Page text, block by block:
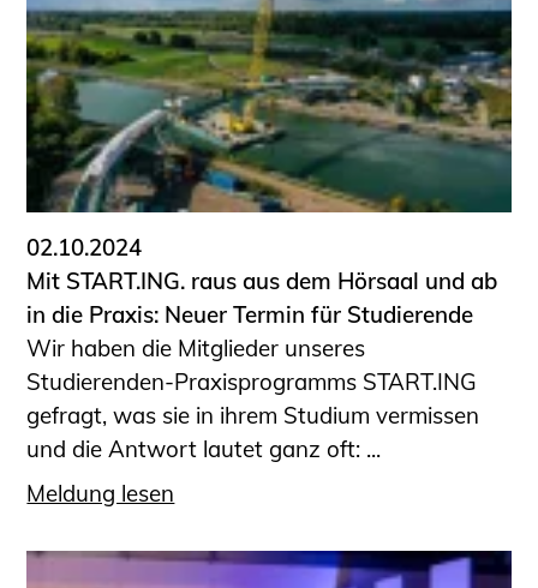
02.10.2024
Mit START.ING. raus aus dem Hörsaal und ab
in die Praxis: Neuer Termin für Studierende
Wir haben die Mitglieder unseres
Studierenden-Praxisprogramms START.ING
gefragt, was sie in ihrem Studium vermissen
und die Antwort lautet ganz oft: ...
Meldung lesen